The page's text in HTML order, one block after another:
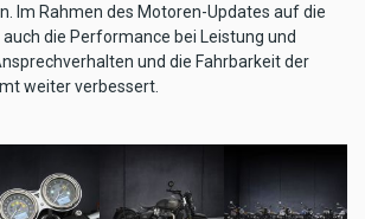
Im Rahmen des Motoren-Updates auf die
die Performance bei Leistung und
und die Fahrbarkeit der
weiter verbessert.